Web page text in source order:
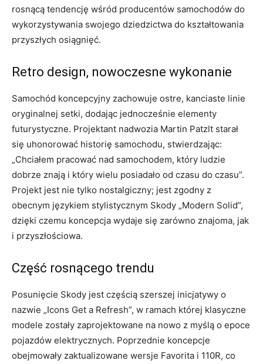
rosnącą tendencję wśród producentów samochodów do
wykorzystywania swojego dziedzictwa do kształtowania
przyszłych osiągnięć.
Retro design, nowoczesne wykonanie
Samochód koncepcyjny zachowuje ostre, kanciaste linie
oryginalnej setki, dodając jednocześnie elementy
futurystyczne. Projektant nadwozia Martin Patzlt starał
się uhonorować historię samochodu, stwierdzając:
„Chciałem pracować nad samochodem, który ludzie
dobrze znają i który wielu posiadało od czasu do czasu”.
Projekt jest nie tylko nostalgiczny; jest zgodny z
obecnym językiem stylistycznym Skody „Modern Solid”,
dzięki czemu koncepcja wydaje się zarówno znajoma, jak
i przyszłościowa.
Część rosnącego trendu
Posunięcie Skody jest częścią szerszej inicjatywy o
nazwie „Icons Get a Refresh”, w ramach której klasyczne
modele zostały zaprojektowane na nowo z myślą o epoce
pojazdów elektrycznych. Poprzednie koncepcje
obejmowały zaktualizowane wersje Favorita i 110R, co